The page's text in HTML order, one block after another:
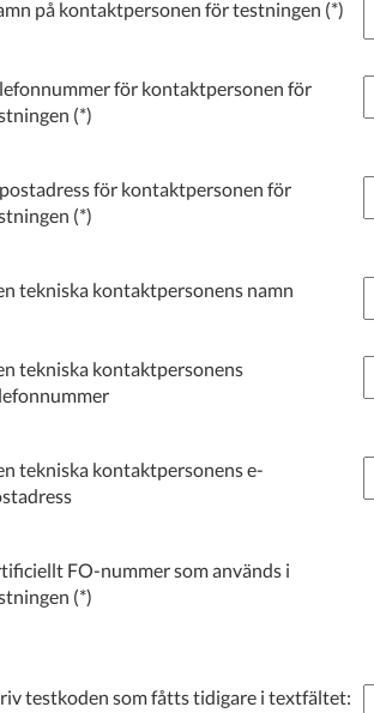
på kontaktpersonen för testningen
för kontaktpersonen för
för kontaktpersonen för
tekniska kontaktpersonens namn
tekniska kontaktpersonens
tekniska kontaktpersonens e-
FO-nummer som används i
testkoden som fåtts tidigare i textfältet: